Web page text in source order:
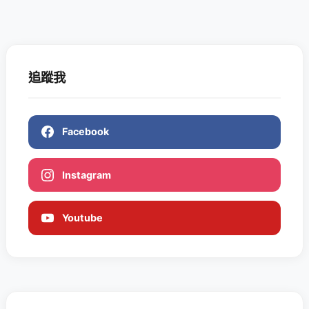
追蹤我
Facebook
Instagram
Youtube